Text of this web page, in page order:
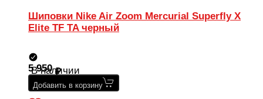
Шиповки Nike Air Zoom Mercurial Superfly X
Elite TF TA черный
В наличии
5 950
Добавить в корзину